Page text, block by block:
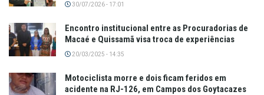
30/07/2026 - 17:01
Encontro institucional entre as Procuradorias de
Macaé e Quissamã visa troca de experiências
20/03/2025 - 14:35
Motociclista morre e dois ficam feridos em
acidente na RJ-126, em Campos dos Goytacazes